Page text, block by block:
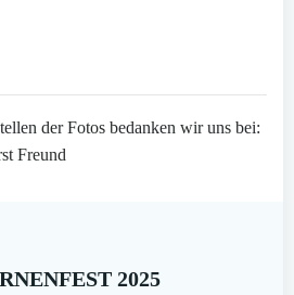
der Fotos bedanken wir uns bei:
Freund
2025